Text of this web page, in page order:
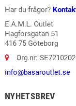
Har du frågor?
E.A.M.L. Outlet
Hagforsgatan 51
416 75 Göteborg
Org.nr:
info@basaroutlet.se
NYHETSBREV